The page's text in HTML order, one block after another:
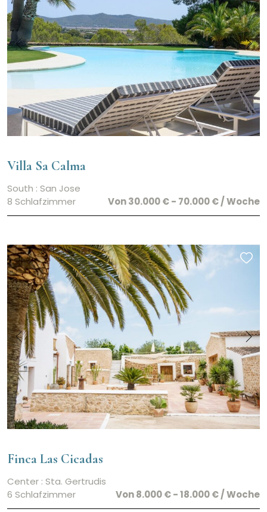
Villa Sa Calma
South : San Jose
8 Schlafzimmer
Von 30.000 € - 70.000 € / Woche
Finca Las Cicadas
Center : Sta. Gertrudis
6 Schlafzimmer
Von 8.000 € - 18.000 € / Woche